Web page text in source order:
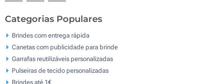
Categorias Populares
Brindes com entrega rápida
Canetas com publicidade para brinde
Garrafas reutilizáveis personalizadas
Pulseiras de tecido personalizadas
Brindes até 1€